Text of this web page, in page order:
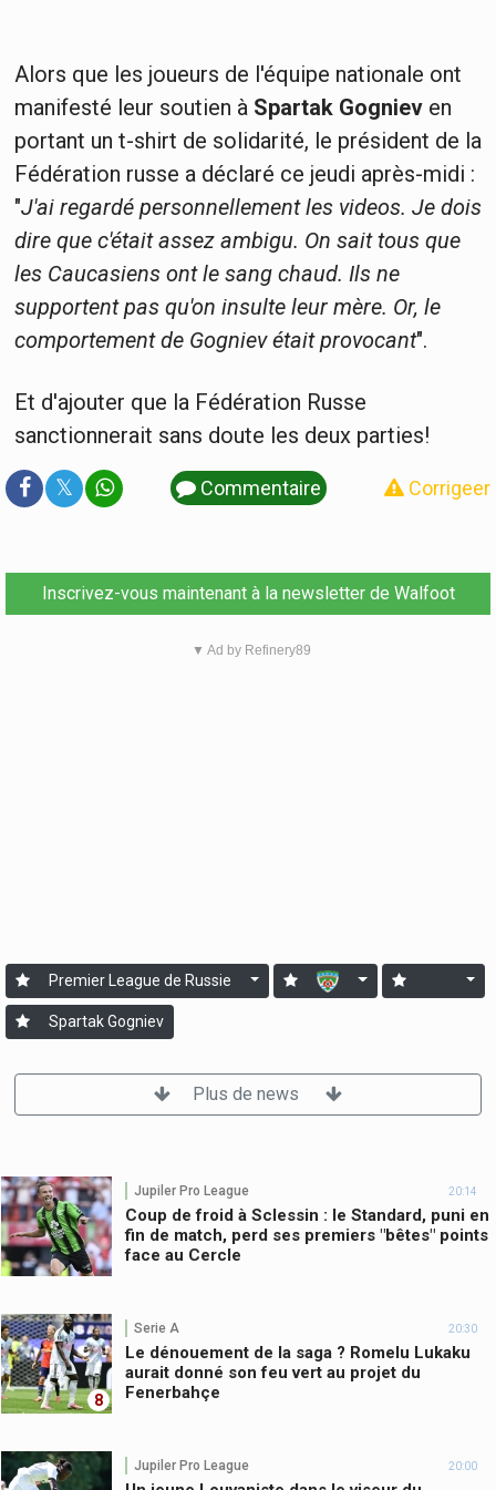
Alors que les joueurs de l'équipe nationale ont
manifesté leur soutien à Spartak Gogniev en
portant un t-shirt de solidarité, le président de la
Fédération russe a déclaré ce jeudi après-midi :
"J'ai regardé personnellement les videos. Je dois
dire que c'était assez ambigu. On sait tous que
les Caucasiens ont le sang chaud. Ils ne
supportent pas qu'on insulte leur mère. Or, le
comportement de Gogniev était provocant".
Et d'ajouter que la Fédération Russe
sanctionnerait sans doute les deux parties!
𝕏 Commentaire Corrigeer
Inscrivez-vous maintenant à la newsletter de Walfoot
▼ Ad by Refinery89
Premier League de Russie
Spartak Gogniev
Plus de news
Jupiler Pro League 20:14
Coup de froid à Sclessin : le Standard, puni en
fin de match, perd ses premiers "bêtes" points
face au Cercle
8
Serie A 20:30
Le dénouement de la saga ? Romelu Lukaku
aurait donné son feu vert au projet du
Fenerbahçe
Jupiler Pro League 20:00